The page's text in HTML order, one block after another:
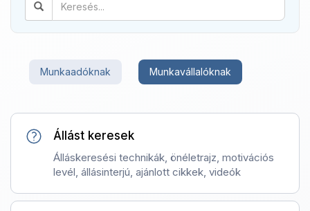
Munkaadóknak Munkavállalóknak
Állást keresek
Álláskeresési technikák, önéletrajz, motivációs
levél, állásinterjú, ajánlott cikkek, videók